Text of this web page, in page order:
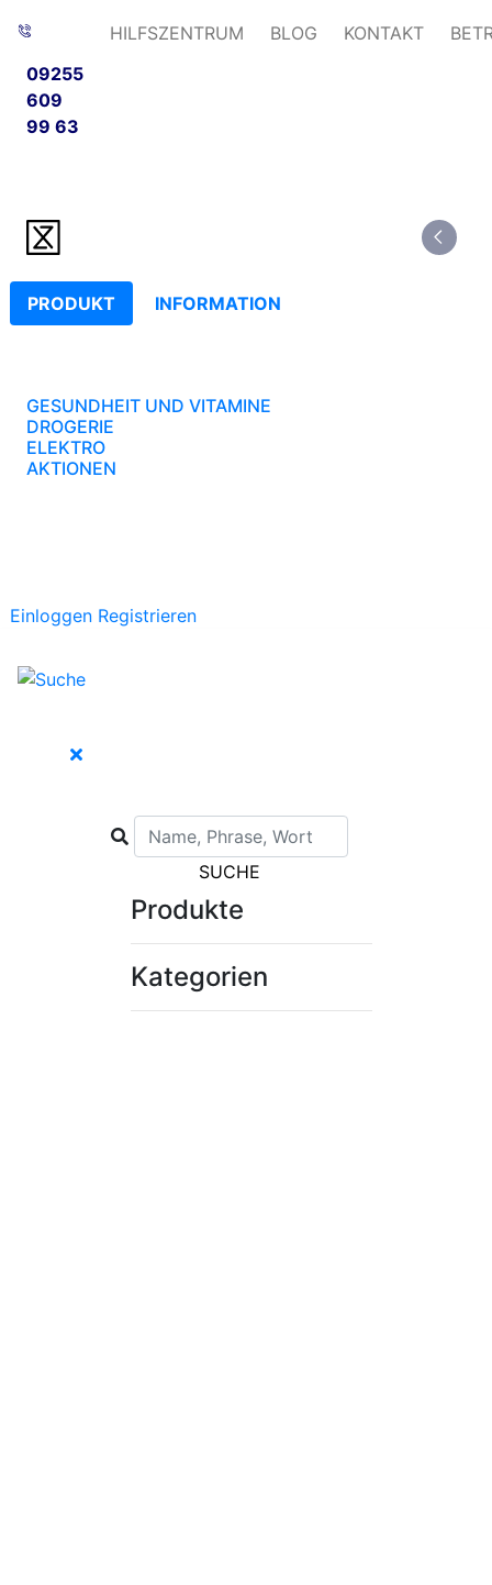
09255
609
99 63
HILFSZENTRUM BLOG KONTAKT
PRODUKT INFORMATION
GESUNDHEIT UND VITAMINE
DROGERIE
ELEKTRO
AKTIONEN
Einloggen Registrieren
SUCHE
Produkte
Kategorien